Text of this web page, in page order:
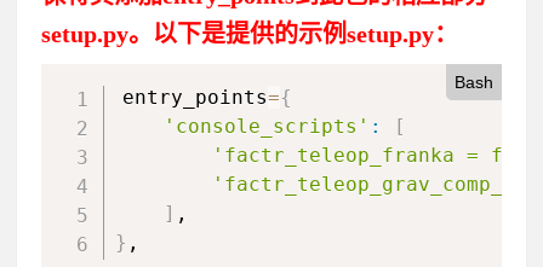
setup.py。以下是提供的示例setup.py：
Bash
entry_points={
'console_scripts' :
[
'factr_teleop_franka =
]
} ,